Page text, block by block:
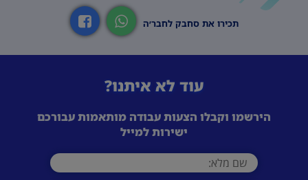
תכירו את סחבק לחבר׳ה
עוד לא איתנו?
הירשמו וקבלו הצעות עבודה מותאמות עבורכם
ישירות למייל